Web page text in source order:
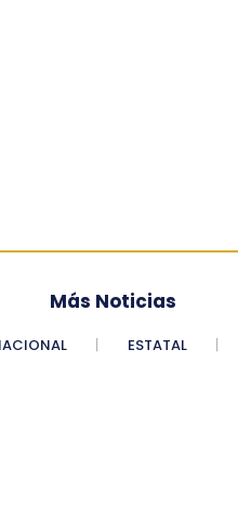
Más Noticias
ESTATAL